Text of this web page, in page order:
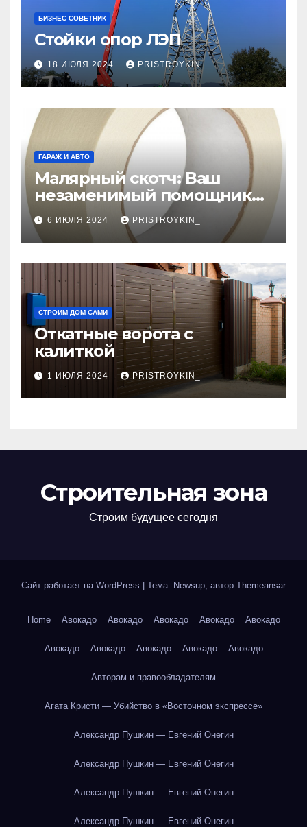
БИЗНЕС СОВЕТНИК
Стойки опор ЛЭП
18 ИЮЛЯ 2024 PRISTROYKIN_
ГАРАЖ И АВТО
Малярный скотч: Ваш
незаменимый помощник
при ремонтных работах
6 ИЮЛЯ 2024 PRISTROYKIN_
СТРОИМ ДОМ САМИ
Откатные ворота с
калиткой
1 ИЮЛЯ 2024 PRISTROYKIN_
Строительная зона
Строим будущее сегодня
Сайт работает на WordPress Тема: Newsup, автор Themeansar
Home Авокадо Авокадо Авокадо Авокадо Авокадо
Авокадо Авокадо Авокадо Авокадо Авокадо
Авторам и правообладателям
Агата Кристи — Убийство в «Восточном экспрессе»
Александр Пушкин — Евгений Онегин
Александр Пушкин — Евгений Онегин
Александр Пушкин — Евгений Онегин
Александр Пушкин — Евгений Онегин